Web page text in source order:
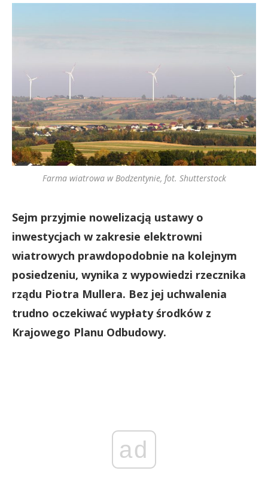
Farma wiatrowa w Bodzentynie, fot. Shutterstock
Sejm przyjmie nowelizacją ustawy o
inwestycjach w zakresie elektrowni
wiatrowych prawdopodobnie na kolejnym
posiedzeniu, wynika z wypowiedzi rzecznika
rządu Piotra Mullera. Bez jej uchwalenia
trudno oczekiwać wypłaty środków z
Krajowego Planu Odbudowy.
ad